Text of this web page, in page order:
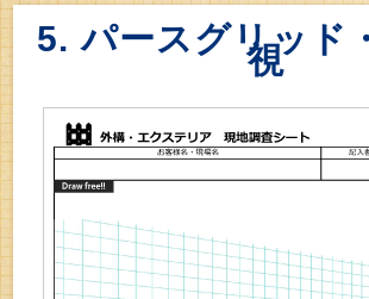
5. パースグリッド
視